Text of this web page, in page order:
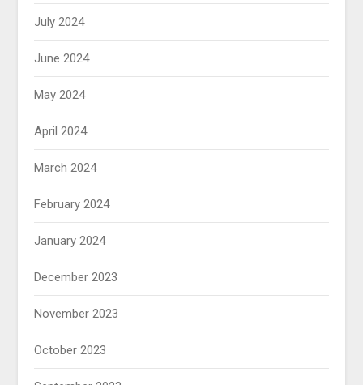
July 2024
June 2024
May 2024
April 2024
March 2024
February 2024
January 2024
December 2023
November 2023
October 2023